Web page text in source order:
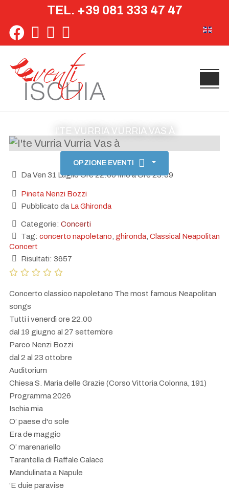
TEL. +39 081 333 47 47
I'TE VURRIA VURRIA VAS À
OPZIONE EVENTI
Da Ven 31 Luglio Ore 22:00 fino a Ore 23:59
Pineta Nenzi Bozzi
Pubblicato da La Ghironda
Categorie: Concerti
Tag: concerto napoletano ghironda Classical Neapolitan
Concert
Risultati: 3657
Concerto classico napoletano The most famous Neapolitan
songs
Tutti i venerdì ore 22.00
dal 19 giugno al 27 settembre
Parco Nenzi Bozzi
dal 2 al 23 ottobre
Auditorium
Chiesa S. Maria delle Grazie (Corso Vittoria Colonna, 191)
Programma 2026
Ischia mia
O’ paese d'o sole
Era de maggio
O’ marenariello
Tarantella di Raffale Calace
Mandulinata a Napule
‘E duie paravise